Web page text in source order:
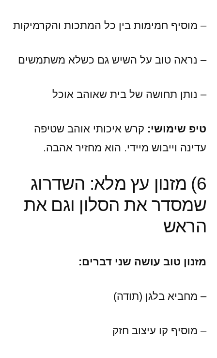
– מוסיף חמימות בין כל המתכות והקרמיקות
– נראה טוב על השיש גם כשלא משתמשים
– נותן תחושה של בית שאוהב אוכל
טיפ שימושי: קרש איכותי אוהב שטיפה
עדינה וייבוש מיידי. הוא מחזיר אהבה.
6) מזנון עץ מלא: השדרוג
שמסדר את הסלון וגם את
הראש
מזנון טוב עושה שני דברים:
– מחביא בלגן (תודה)
– מוסיף קו עיצוב חזק